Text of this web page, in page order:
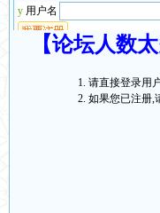
【论坛人数
请直接登录用
如果您已注册,